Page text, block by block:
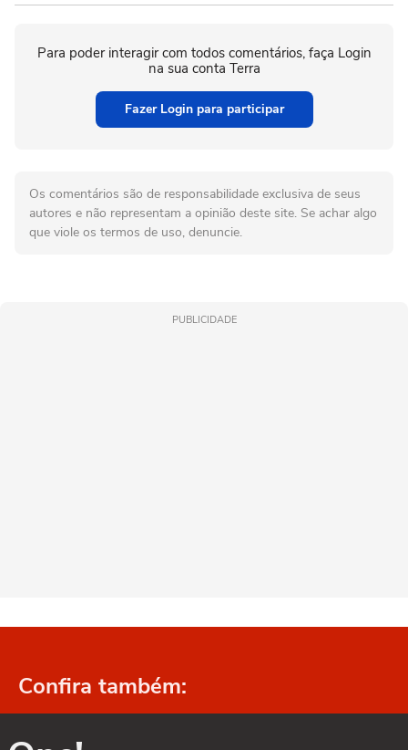
Para poder interagir com todos comentários, faça Login
na sua conta Terra
Fazer Login para participar
Os comentários são de responsabilidade exclusiva de seus
autores e não representam a opinião deste site. Se achar algo
que viole os termos de uso, denuncie.
PUBLICIDADE
Confira também: